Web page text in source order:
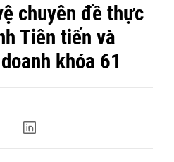
chuyên đề thực
Tiên tiến và
khóa 61